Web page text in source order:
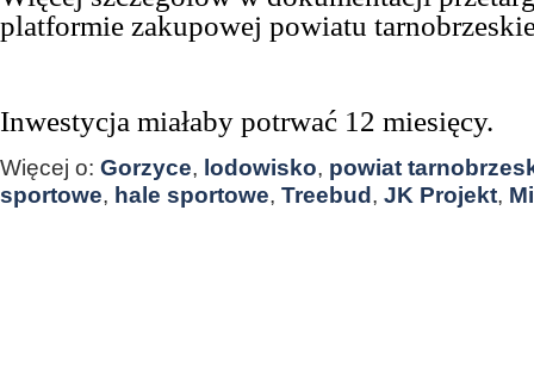
platformie zakupowej powiatu
Inwestycja miałaby potrwać 12 miesięcy.
Więcej o: Gorzyce, lodowisko, powiat
sportowe, hale sportowe, Treebud , JK Projekt,